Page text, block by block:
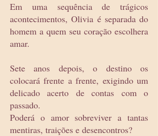
Em uma sequência de trágicos
acontecimentos, Olivia é separada do
homem a quem seu coração escolhera
amar.
Sete anos depois, o destino os
colocará frente a frente, exigindo um
delicado acerto de contas com o
passado.
Poderá o amor sobreviver a tantas
mentiras, traições e desencontros?